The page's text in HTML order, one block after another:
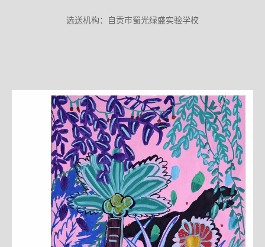
选送机构：自贡市蜀光绿盛实验学校